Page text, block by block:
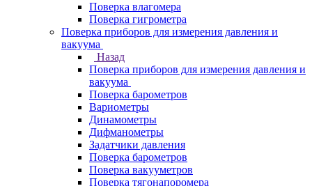
Поверка влагомера
Поверка гигрометра
Поверка приборов для измерения давления и
вакуума
Назад
Поверка приборов для измерения давления и
вакуума
Поверка барометров
Вариометры
Динамометры
Дифманометры
Задатчики давления
Поверка барометров
Поверка вакууметров
Поверка тягонапоромера